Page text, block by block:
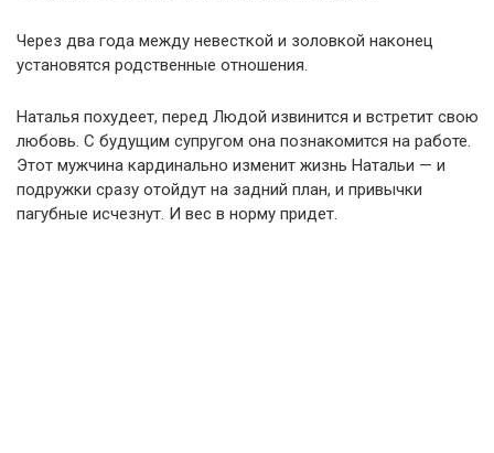
Через два года между невесткой и золовкой наконец
установятся родственные отношения.
Наталья похудеет, перед Людой извинится и встретит свою
любовь. С будущим супругом она познакомится на работе.
Этот мужчина кардинально изменит жизнь Натальи — и
подружки сразу отойдут на задний план, и привычки
пагубные исчезнут. И вес в норму придет.